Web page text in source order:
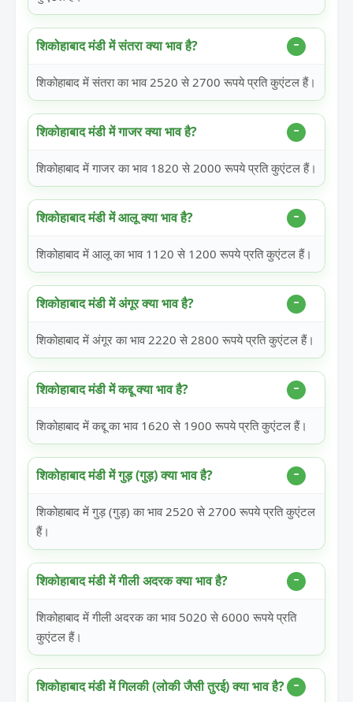
शिकोहाबाद मंडी में संतरा क्या भाव है?
शिकोहाबाद में संतरा का भाव 2520 से 2700 रूपये प्रति कुएंटल हैं।
शिकोहाबाद मंडी में गाजर क्या भाव है?
शिकोहाबाद में गाजर का भाव 1820 से 2000 रूपये प्रति कुएंटल हैं।
शिकोहाबाद मंडी में आलू क्या भाव है?
शिकोहाबाद में आलू का भाव 1120 से 1200 रूपये प्रति कुएंटल हैं।
शिकोहाबाद मंडी में अंगूर क्या भाव है?
शिकोहाबाद में अंगूर का भाव 2220 से 2800 रूपये प्रति कुएंटल हैं।
शिकोहाबाद मंडी में कद्दू क्या भाव है?
शिकोहाबाद में कद्दू का भाव 1620 से 1900 रूपये प्रति कुएंटल हैं।
शिकोहाबाद मंडी में गुड़ (गुड़) क्या भाव है?
शिकोहाबाद में गुड़ (गुड़) का भाव 2520 से 2700 रूपये प्रति कुएंटल
हैं।
शिकोहाबाद मंडी में गीली अदरक क्या भाव है?
शिकोहाबाद में गीली अदरक का भाव 5020 से 6000 रूपये प्रति
कुएंटल हैं।
शिकोहाबाद मंडी में गिलकी (लोकी जैसी तुरई) क्या भाव है?